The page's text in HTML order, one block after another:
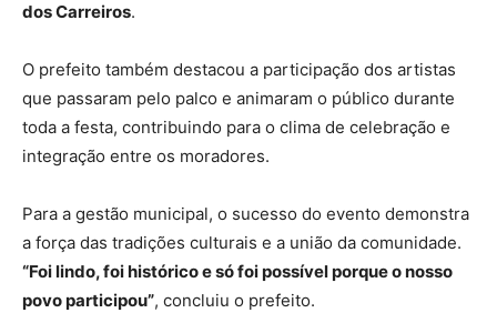
dos Carreiros.
O prefeito também destacou a participação dos artistas
que passaram pelo palco e animaram o público durante
toda a festa, contribuindo para o clima de celebração e
integração entre os moradores.
Para a gestão municipal, o sucesso do evento demonstra
a força das tradições culturais e a união da comunidade.
“Foi lindo, foi histórico e só foi possível porque o nosso
povo participou”, concluiu o prefeito.